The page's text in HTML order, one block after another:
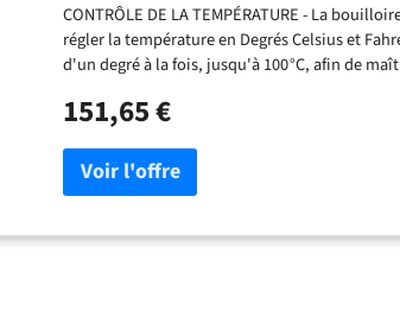
CONTRÔLE DE LA TEMPÉRATURE - La
régler la température en Degrés Celsius et
d'un degré à la fois, jusqu'à 100 °C, afin de
l'eau lentement et précisément sur votre café
- Notre bouilloire reglable possède un long
qui empêche l'eau de couler le long de la
touches. C'est la fonction idéale pour les
151,65 €